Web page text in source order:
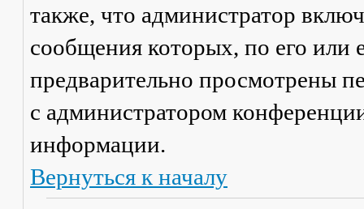
также, что администратор
сообщения которых, по его
предварительно просмотрены
с администратором
информации.
Вернуться к началу